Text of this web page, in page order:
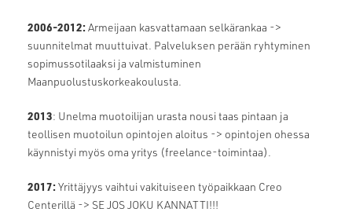
2006-2012:Armeijaan kasvattamaan selkärankaa ->
suunnitelmat muuttuivat. Palveluksen perään ryhtyminen
sopimussotilaaksi ja valmistuminen
Maanpuolustuskorkeakoulusta.
2013: Unelma muotoilijan urasta nousi taas pintaan ja
teollisen muotoilun opintojen aloitus -> opintojen ohessa
käynnistyi myös oma yritys (freelance-toimintaa).
2017:Yrittäjyys vaihtui vakituiseen työpaikkaan Creo
Centerillä -> SE JOS JOKU KANNATTI!!!